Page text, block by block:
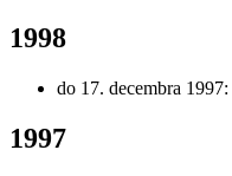
1998
do 17. decembra 1997:
1997